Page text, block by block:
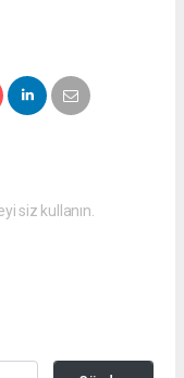
siz kullanın.